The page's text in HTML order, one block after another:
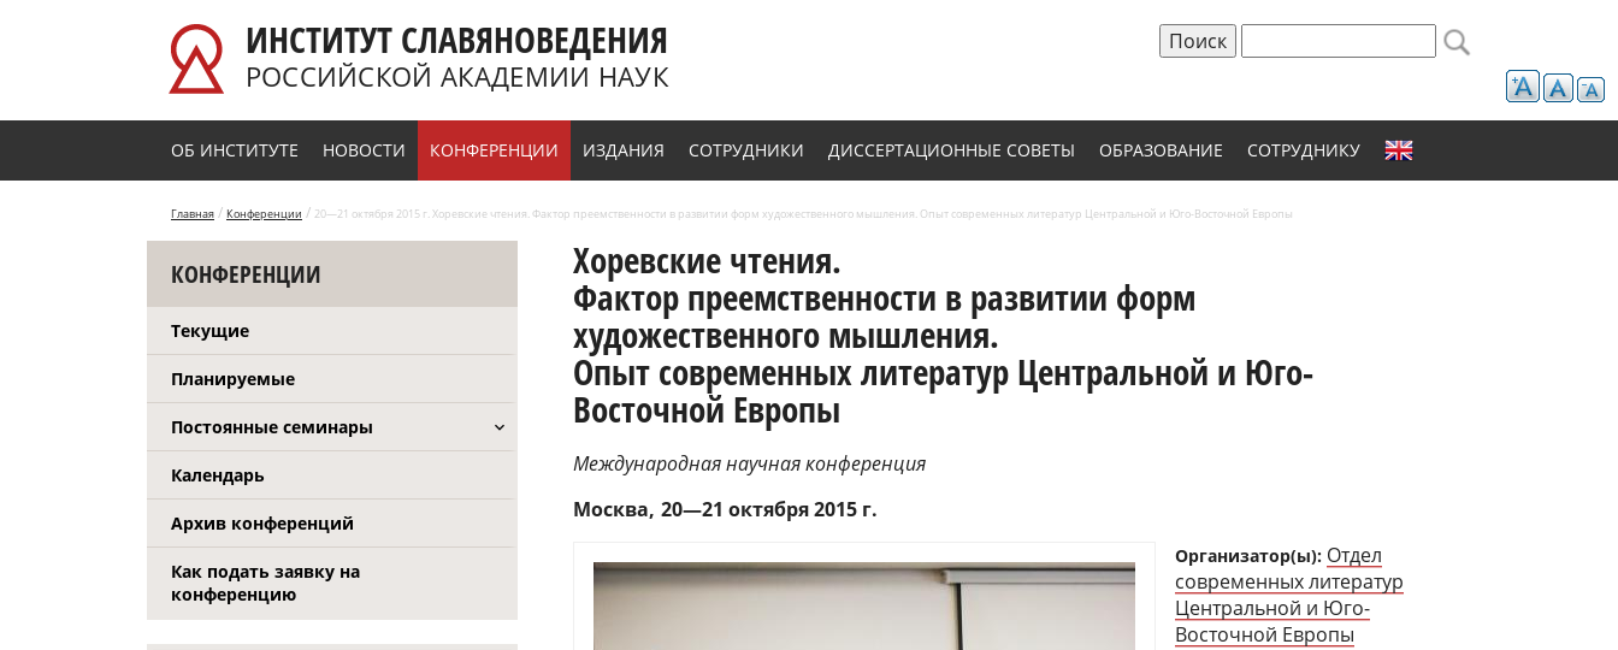
ИНСТИТУТ СЛАВЯНОВЕДЕНИЯ
РОССИЙСКОЙ АКАДЕМИИ НАУК Форма поиска
ОБ ИНСТИТУТЕ НОВОСТИ КОНФЕРЕНЦИИ ИЗДАНИЯ СОТРУДНИКИ ДИССЕРТАЦИОННЫЕ СОВЕТЫ ОБРАЗОВАНИЕ СОТРУДНИКУ
Главная / Конференции / 20—21 октября 2015 г. Хоревские чтения. Фактор преемственности в развитии форм художественного мышления. Опыт современных литератур Центральной и Юго-Восточной Европы
КОНФЕРЕНЦИИ
Текущие
Планируемые
Постоянные семинары
Календарь
Архив конференций
Как подать заявку на
конференцию
Хоревские чтения.
Фактор преемственности в развитии форм
художественного мышления.
Опыт современных литератур Центральной и Юго-
Восточной Европы
Международная научная конференция
Москва 20—21 октября 2015 г.
Организатор(ы): Отдел
современных литератур
Центральной и Юго-
Восточной Европы